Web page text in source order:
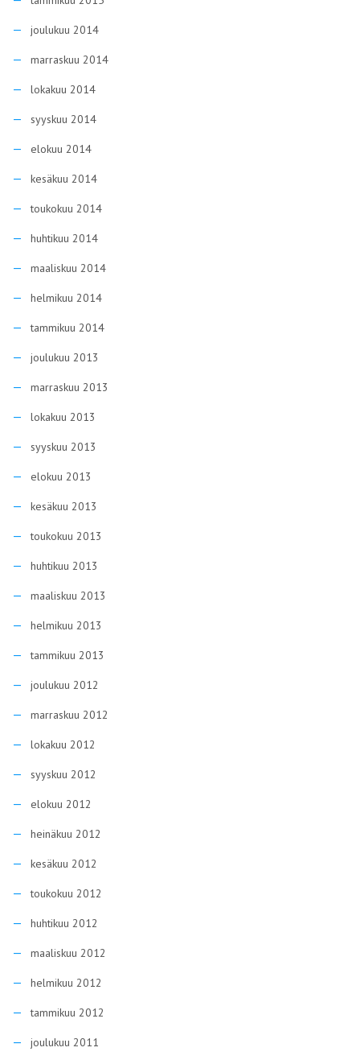
joulukuu 2014
marraskuu 2014
lokakuu 2014
syyskuu 2014
elokuu 2014
kesäkuu 2014
toukokuu 2014
huhtikuu 2014
maaliskuu 2014
helmikuu 2014
tammikuu 2014
joulukuu 2013
marraskuu 2013
lokakuu 2013
syyskuu 2013
elokuu 2013
kesäkuu 2013
toukokuu 2013
huhtikuu 2013
maaliskuu 2013
helmikuu 2013
tammikuu 2013
joulukuu 2012
marraskuu 2012
lokakuu 2012
syyskuu 2012
elokuu 2012
heinäkuu 2012
kesäkuu 2012
toukokuu 2012
huhtikuu 2012
maaliskuu 2012
helmikuu 2012
tammikuu 2012
joulukuu 2011